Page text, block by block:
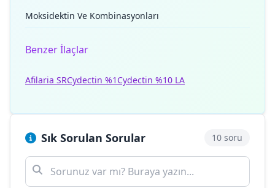
Moksidektin Ve Kombinasyonları
Benzer İlaçlar
Afilaria SRCydectin %1 Cydectin %10 LA
Sık Sorulan Sorular 10 soru